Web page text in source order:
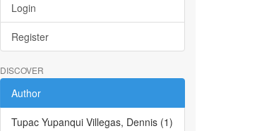
Login
Register
DISCOVER
Author
Tupac Yupanqui Villegas, Dennis (1)